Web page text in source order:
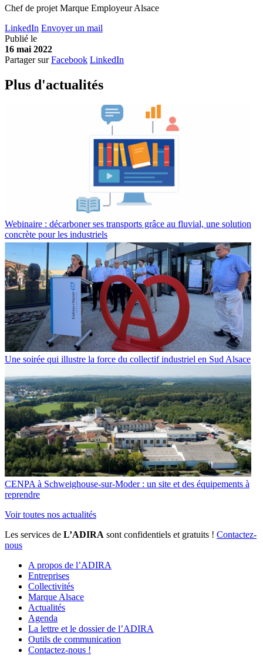
Chef de projet Marque Employeur Alsace
LinkedIn Envoyer un mail
Publié le
16 mai 2022
Partager sur Facebook LinkedIn
Plus d'actualités
Webinaire : décarboner ses transports grâce au fluvial, une solution
concrète pour les industriels
Une soirée qui illustre la force du collectif industriel en Sud Alsace
CENPA à Schweighouse-sur-Moder : un site et des équipements à
reprendre
Voir toutes nos actualités
Les services de L’ADIRA sont confidentiels et gratuits ! Contactez-
nous
A propos de l’ADIRA
Entreprises
Collectivités
Marque Alsace
Actualités
Agenda
La lettre et le dossier de l’ADIRA
Outils de communication
Contactez-nous !